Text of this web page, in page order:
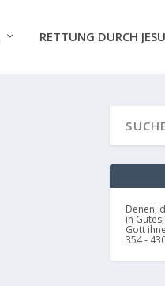
RETTUNG DURCH
Denen,
in
Gott
354 -